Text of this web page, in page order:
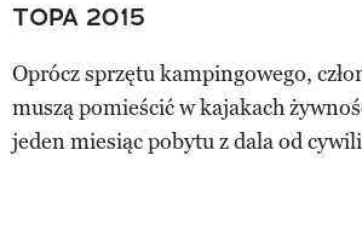
TOPA 2015
Oprócz sprzętu kampingowego,
muszą pomieścić w kajakach
jeden miesiąc pobytu z dala od